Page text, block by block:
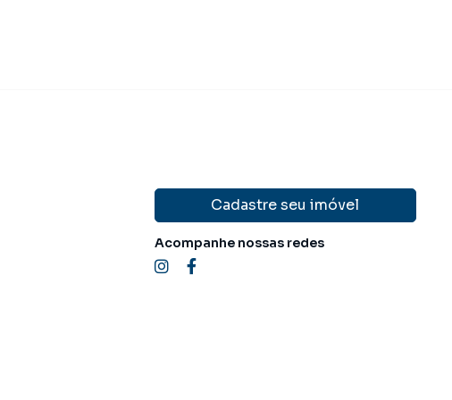
Cadastre seu imóvel
Acompanhe nossas redes